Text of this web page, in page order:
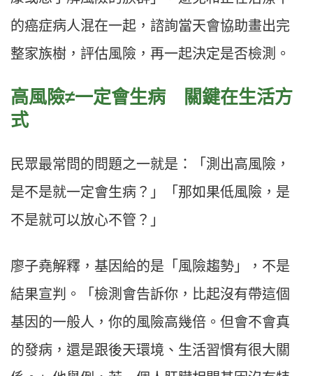
的癌症病人混在一起，諮詢當天會協助畫出完
整家族樹，評估風險，再一起決定是否檢測。
高風險≠一定會生病 關鍵在生活方
式
民眾最常問的問題之一就是：「測出高風險，
是不是就一定會生病？」「那如果低風險，是
不是就可以放心不管？」
廖子堯解釋，基因給的是「風險趨勢」，不是
結果宣判。「檢測會告訴你，比起沒有帶這個
基因的一般人，你的風險高幾倍。但會不會真
的發病，還是跟後天環境、生活習慣有很大關